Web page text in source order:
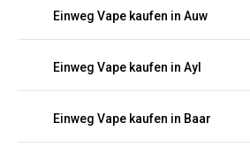
Einweg Vape kaufen in Auw
Einweg Vape kaufen in Ayl
Einweg Vape kaufen in Baar